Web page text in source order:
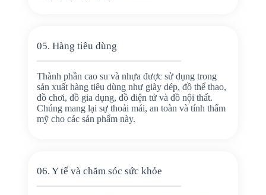
05. Hàng tiêu dùng
Thành phần cao su và nhựa được sử dụng trong
sản xuất hàng tiêu dùng như giày dép, đồ thể thao,
đồ chơi, đồ gia dụng, đồ điện tử và đồ nội thất.
Chúng mang lại sự thoải mái, an toàn và tính thẩm
mỹ cho các sản phẩm này.
06. Y tế và chăm sóc sức khỏe